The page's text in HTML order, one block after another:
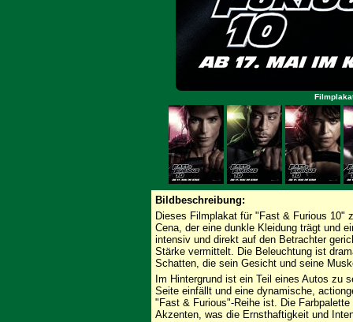
Bildbeschreibung:
Dieses Filmplakat für "Fast & Furious 10"
Cena, der eine dunkle Kleidung trägt und
intensiv und direkt auf den Betrachter
Stärke vermittelt. Die Beleuchtung ist
Schatten, die sein Gesicht und seine
Im Hintergrund ist ein Teil eines Autos zu
Seite einfällt und eine dynamische,
"Fast & Furious"-Reihe ist. Die
Akzenten, was die Ernsthaftigkeit und